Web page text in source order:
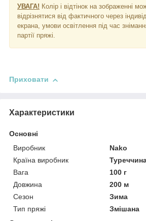
УВАГА! Колір і відтінок на зображенні
відрізнятися від фактичного через
екрана, умови освітлення під час
партії пряжі.
Приховати
Характеристики
Основні
Виробник
Nako
Країна виробник
Вага
100 г
Довжина
200 м
Сезон
Зима
Тип пряжі
Змішана